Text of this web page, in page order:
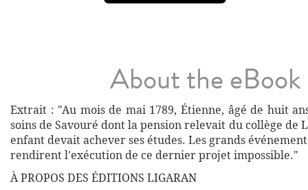
About the eBook
Extrait : "Au mois de mai 1789, Étienne, âgé de huit
soins de Savouré dont la pension relevait du collège de
enfant devait achever ses études. Les grands
rendirent l'exécution de ce dernier projet impossible."
À PROPOS DES ÉDITIONS LIGARAN